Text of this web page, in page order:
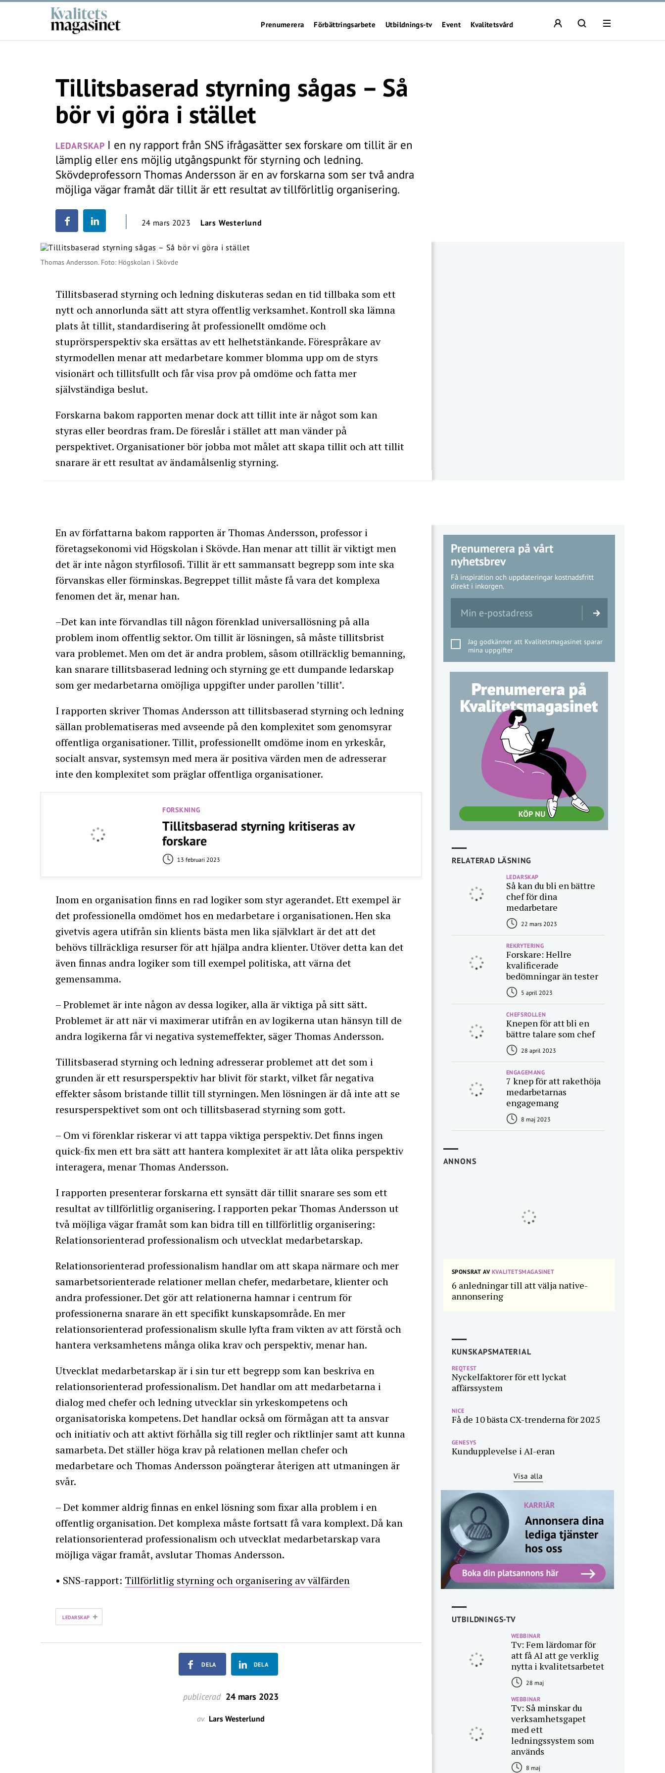
Prenumerera Förbättringsarbete Utbildnings-tv Event Kvalitetsvård
Tillitsbaserad styrning sågas – Så
bör vi göra i stället
LEDARSKAP I en ny rapport från SNS ifrågasätter sex forskare om tillit är en
lämplig eller ens möjlig utgångspunkt för styrning och ledning.
Skövdeprofessorn Thomas Andersson är en av forskarna som ser två andra
möjliga vägar framåt där tillit är ett resultat av tillförlitlig organisering.
24 mars 2023 Lars Westerlund
Thomas Andersson. Foto: Högskolan i Skövde
Tillitsbaserad styrning och ledning diskuteras sedan en tid tillbaka som ett
nytt och annorlunda sätt att styra offentlig verksamhet. Kontroll ska lämna
plats åt tillit, standardisering åt professionellt omdöme och
stuprörsperspektiv ska ersättas av ett helhetstänkande. Förespråkare av
styrmodellen menar att medarbetare kommer blomma upp om de styrs
visionärt och tillitsfullt och får visa prov på omdöme och fatta mer
självständiga beslut.
Forskarna bakom rapporten menar dock att tillit inte är något som kan
styras eller beordras fram. De föreslår i stället att man vänder på
perspektivet. Organisationer bör jobba mot målet att skapa tillit och att tillit
snarare är ett resultat av ändamålsenlig styrning.
En av författarna bakom rapporten är Thomas Andersson, professor i
företagsekonomi vid Högskolan i Skövde. Han menar att tillit är viktigt men
det är inte någon styrfilosofi. Tillit är ett sammansatt begrepp som inte ska
förvanskas eller förminskas. Begreppet tillit måste få vara det komplexa
fenomen det är, menar han.
–Det kan inte förvandlas till någon förenklad universallösning på alla
problem inom offentlig sektor. Om tillit är lösningen, så måste tillitsbrist
vara problemet. Men om det är andra problem, såsom otillräcklig bemanning,
kan snarare tillitsbaserad ledning och styrning ge ett dumpande ledarskap
som ger medarbetarna omöjliga uppgifter under parollen ’tillit’.
I rapporten skriver Thomas Andersson att tillitsbaserad styrning och ledning
sällan problematiseras med avseende på den komplexitet som genomsyrar
offentliga organisationer. Tillit, professionellt omdöme inom en yrkeskår,
socialt ansvar, systemsyn med mera är positiva värden men de adresserar
inte den komplexitet som präglar offentliga organisationer.
FORSKNING
Tillitsbaserad styrning kritiseras av
forskare
13 februari 2023
Inom en organisation finns en rad logiker som styr agerandet. Ett exempel är
det professionella omdömet hos en medarbetare i organisationen. Hen ska
givetvis agera utifrån sin klients bästa men lika självklart är det att det
behövs tillräckliga resurser för att hjälpa andra klienter. Utöver detta kan det
även finnas andra logiker som till exempel politiska, att värna det
gemensamma.
– Problemet är inte någon av dessa logiker, alla är viktiga på sitt sätt.
Problemet är att när vi maximerar utifrån en av logikerna utan hänsyn till de
andra logikerna får vi negativa systemeffekter, säger Thomas Andersson.
Tillitsbaserad styrning och ledning adresserar problemet att det som i
grunden är ett resursperspektiv har blivit för starkt, vilket får negativa
effekter såsom bristande tillit till styrningen. Men lösningen är då inte att se
resursperspektivet som ont och tillitsbaserad styrning som gott.
– Om vi förenklar riskerar vi att tappa viktiga perspektiv. Det finns ingen
quick-fix men ett bra sätt att hantera komplexitet är att låta olika perspektiv
interagera, menar Thomas Andersson.
I rapporten presenterar forskarna ett synsätt där tillit snarare ses som ett
resultat av tillförlitlig organisering. I rapporten pekar Thomas Andersson ut
två möjliga vägar framåt som kan bidra till en tillförlitlig organisering:
Relationsorienterad professionalism och utvecklat medarbetarskap.
Relationsorienterad professionalism handlar om att skapa närmare och mer
samarbetsorienterade relationer mellan chefer, medarbetare, klienter och
andra professioner. Det gör att relationerna hamnar i centrum för
professionerna snarare än ett specifikt kunskapsområde. En mer
relationsorienterad professionalism skulle lyfta fram vikten av att förstå och
hantera verksamhetens många olika krav och perspektiv, menar han.
Utvecklat medarbetarskap är i sin tur ett begrepp som kan beskriva en
relationsorienterad professionalism. Det handlar om att medarbetarna i
dialog med chefer och ledning utvecklar sin yrkeskompetens och
organisatoriska kompetens. Det handlar också om förmågan att ta ansvar
och initiativ och att aktivt förhålla sig till regler och riktlinjer samt att kunna
samarbeta. Det ställer höga krav på relationen mellan chefer och
medarbetare och Thomas Andersson poängterar återigen att utmaningen är
svår.
– Det kommer aldrig finnas en enkel lösning som fixar alla problem i en
offentlig organisation. Det komplexa måste fortsatt få vara komplext. Då kan
relationsorienterad professionalism och utvecklat medarbetarskap vara
möjliga vägar framåt, avslutar Thomas Andersson.
• SNS-rapport: Tillförlitlig styrning och organisering av välfärden
LEDARSKAP +
DELA DELA
publicerad 24 mars 2023
av Lars Westerlund
Prenumerera på vårt
nyhetsbrev
Få inspiration och uppdateringar kostnadsfritt
direkt i inkorgen.
Jag godkänner att Kvalitetsmagasinet sparar
mina uppgifter
RELATERAD LÄSNING
LEDARSKAP
Så kan du bli en bättre
chef för dina
medarbetare
22 mars 2023
REKRYTERING
Forskare: Hellre
kvalificerade
bedömningar än tester
5 april 2023
CHEFSROLLEN
Knepen för att bli en
bättre talare som chef
28 april 2023
ENGAGEMANG
7 knep för att rakethöja
medarbetarnas
engagemang
8 maj 2023
ANNONS
SPONSRAT AVKVALITETSMAGASINET
6 anledningar till att välja native-
annonsering
KUNSKAPSMATERIAL
REQTEST
Nyckelfaktorer för ett lyckat
affärssystem
NICE
Få de 10 bästa CX-trenderna för 2025
GENESYS
Kundupplevelse i AI-eran
Visa alla
UTBILDNINGS-TV
WEBBINAR
Tv: Fem lärdomar för
att få AI att ge verklig
nytta i kvalitetsarbetet
28 maj
WEBBINAR
Tv: Så minskar du
verksamhetsgapet
med ett
ledningssystem som
används
8 maj